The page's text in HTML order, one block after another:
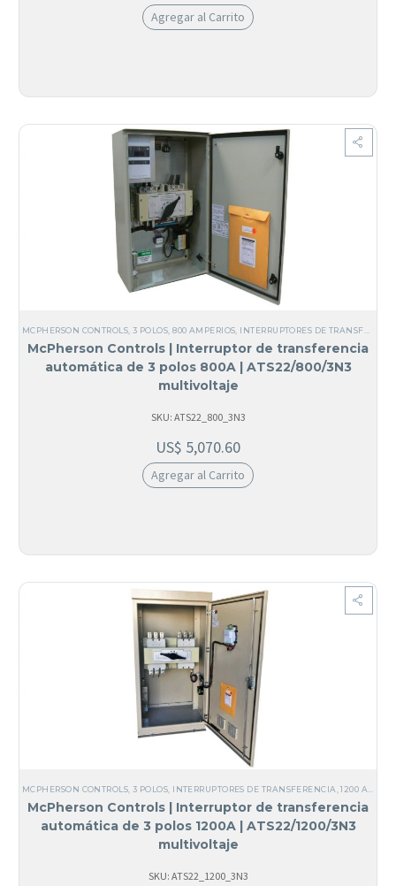
Agregar al Carrito
MCPHERSON CONTROLS,3 POLOS,800 AMPERIOS, INTERRUPTORES DE TRANSFERENCIA
McPherson Controls | Interruptor de transferencia
automática de 3 polos 800A | ATS22/800/3N3
multivoltaje
SKU: ATS22_800_3N3
US$ 5,070.60
Agregar al Carrito
MCPHERSON CONTROLS ,3 POLOS INTERRUPTORES DE TRANSFERENCIA ,1200 AMPERIOS
McPherson Controls | Interruptor de transferencia
automática de 3 polos 1200A | ATS22/1200/3N3
multivoltaje
SKU: ATS22_1200_3N3